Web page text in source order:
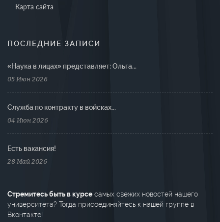
Карта сайта
ПОСЛЕДНИЕ ЗАПИСИ
«Наука в лицах» представляет: Ольга...
05 Июн 2026
Cлужба по контракту в войсках...
04 Июн 2026
Есть вакансия!
28 Май 2026
Стремитесь быть в курсе самых свежих новостей нашего
университета? Тогда присоединяйтесь к нашей группе в
Вконтакте!